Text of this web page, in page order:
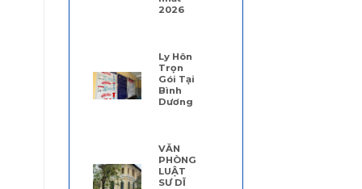
2026
Ly Hôn
Trọn
Gói Tại
Bình
Dương
VĂN
PHÒNG
LUẬT
SƯ DĨ